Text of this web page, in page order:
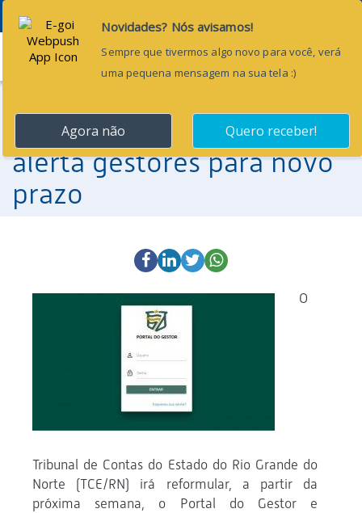
Menu
TCE-RN moderniza SIAI e
alerta gestores para novo
prazo
O
Tribunal de Contas do Estado do Rio Grande do
Norte (TCE/RN) irá reformular, a partir da
próxima semana, o Portal do Gestor e